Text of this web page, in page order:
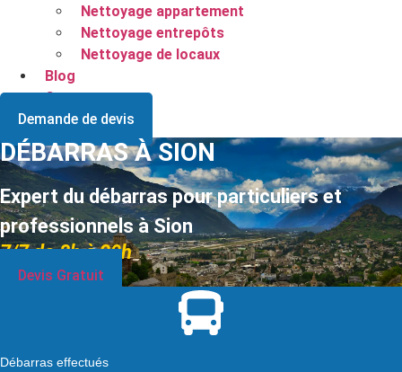
Nettoyage appartement
Nettoyage entrepôts
Nettoyage de locaux
Blog
Contact
Demande de devis
DÉBARRAS À SION
Expert du débarras pour particuliers et
professionnels à Sion
7/7 de 8h à 20h
Devis Gratuit
Débarras effectués